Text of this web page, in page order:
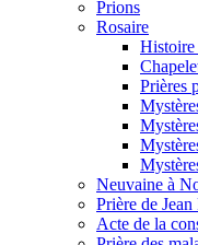
Prions
Rosaire
Histoire
Prières
Neuvaine à
Prière de
Acte de la